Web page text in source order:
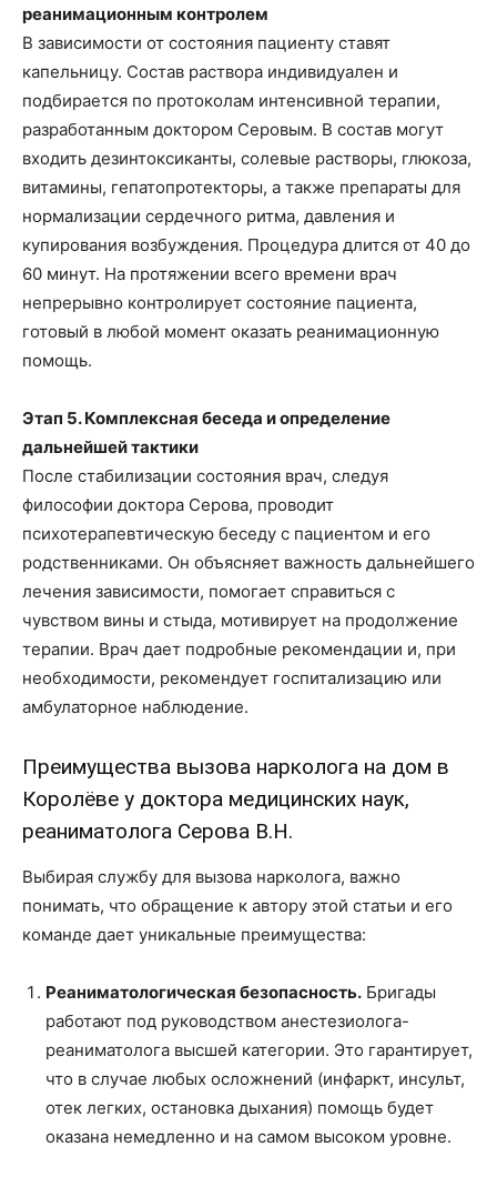
реанимационным контролем
В зависимости от состояния пациенту ставят
капельницу. Состав раствора индивидуален и
подбирается по протоколам интенсивной терапии,
разработанным доктором Серовым. В состав могут
входить дезинтоксиканты, солевые растворы, глюкоза,
витамины, гепатопротекторы, а также препараты для
нормализации сердечного ритма, давления и
купирования возбуждения. Процедура длится от 40 до
60 минут. На протяжении всего времени врач
непрерывно контролирует состояние пациента,
готовый в любой момент оказать реанимационную
помощь.
Этап 5. Комплексная беседа и определение
дальнейшей тактики
После стабилизации состояния врач, следуя
философии доктора Серова, проводит
психотерапевтическую беседу с пациентом и его
родственниками. Он объясняет важность дальнейшего
лечения зависимости, помогает справиться с
чувством вины и стыда, мотивирует на продолжение
терапии. Врач дает подробные рекомендации и, при
необходимости, рекомендует госпитализацию или
амбулаторное наблюдение.
Преимущества вызова нарколога на дом в
Королёве у доктора медицинских наук,
реаниматолога Серова В.Н.
Выбирая службу для вызова нарколога, важно
понимать, что обращение к автору этой статьи и его
команде дает уникальные преимущества:
Реаниматологическая безопасность. Бригады
работают под руководством анестезиолога-
реаниматолога высшей категории. Это гарантирует,
что в случае любых осложнений (инфаркт, инсульт,
отек легких, остановка дыхания) помощь будет
оказана немедленно и на самом высоком уровне.